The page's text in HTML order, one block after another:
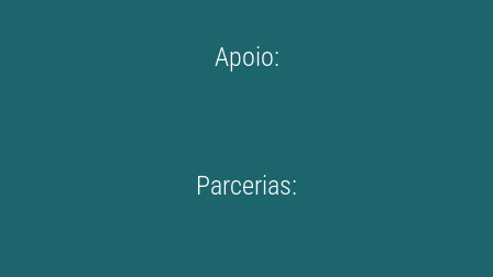
Apoio:
Parcerias: